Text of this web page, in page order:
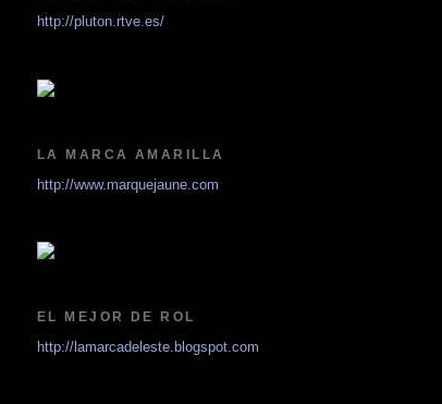
http://pluton.rtve.es/
LA MARCA AMARILLA
http://www.marquejaune.com
EL MEJOR DE ROL
http://lamarcadeleste.blogspot.com